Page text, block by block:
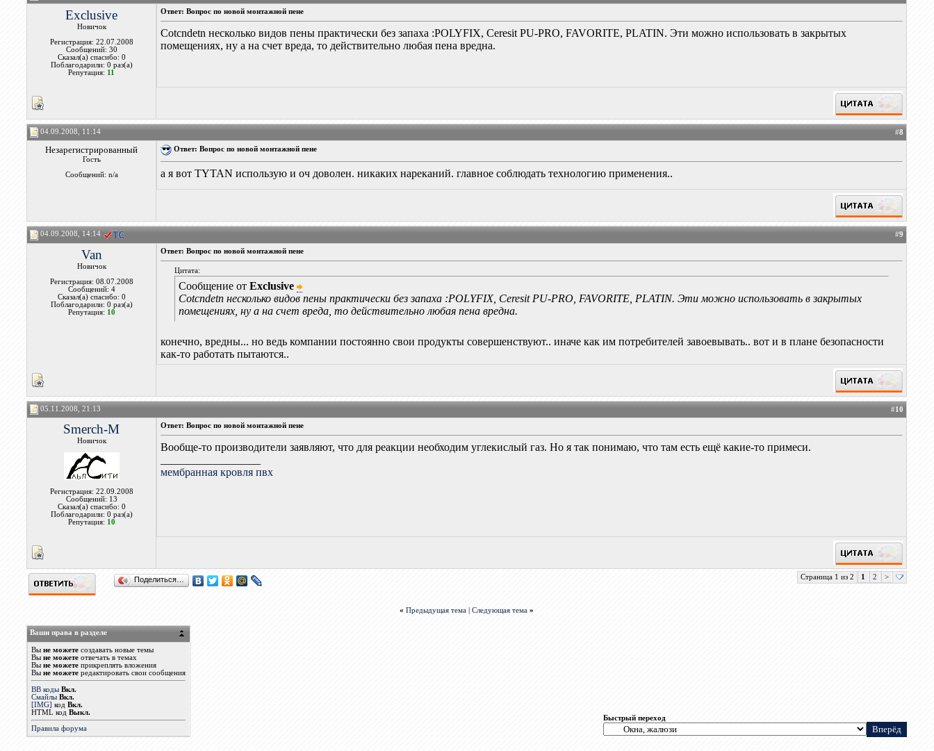
Exclusive
Новичок
Регистрация: 22.07.2008
Сообщений: 30
Сказал(а) спасибо: 0
Поблагодарили: 0 раз(а)
Репутация: 11
Ответ: Вопрос по новой монтажной пене
Cotcndetn несколько видов пены практически без запаха :POLYFIХ, Ceresit PU-PRO, FAVORITE, PLATIN. Эти можно использовать в закрытых
помещениях, ну а на счет вреда, то действительно любая пена вредна.
04.09.2008, 11:14 #8
Незарегистрированный
Гость
Сообщений: n/a
Ответ: Вопрос по новой монтажной пене
а я вот TYTAN использую и оч доволен. никаких нареканий. главное соблюдать технологию применения..
04.09.2008, 14:14 #9
Van
Новичок
Регистрация: 08.07.2008
Сообщений: 4
Сказал(а) спасибо: 0
Поблагодарили: 0 раз(а)
Репутация: 10
Ответ: Вопрос по новой монтажной пене
Цитата:
Сообщение отExclusive
Cotcndetn несколько видов пены практически без запаха :POLYFIХ, Ceresit PU-PRO, FAVORITE, PLATIN. Эти можно использовать в закрытых
помещениях, ну а на счет вреда, то действительно любая пена вредна.
конечно, вредны... но ведь компании постоянно свои продукты совершенствуют.. иначе как им потребителей завоевывать.. вот и в плане безопасности
как-то работать пытаются..
05.11.2008, 21:13 #10
Smerch-M
Новичок
Регистрация: 22.09.2008
Сообщений: 13
Сказал(а) спасибо: 0
Поблагодарили: 0 раз(а)
Репутация: 10
Ответ: Вопрос по новой монтажной пене
Вообще-то производители заявляют, что для реакции необходим углекислый газ. Но я так понимаю, что там есть ещё какие-то примеси.
мембранная кровля пвх
Поделиться… Страница 1 из 2 1 2 >
« Предыдущая тема |Следующая тема »
Ваши права в разделе
Выне можете создавать новые темы
Выне можете отвечать в темах
Выне можете прикреплять вложения
Выне можете редактировать свои сообщения
BB коды Вкл.
Смайлы Вкл.
[IMG] кодВкл.
HTML кодВыкл.
Правила форума
Быстрый переход